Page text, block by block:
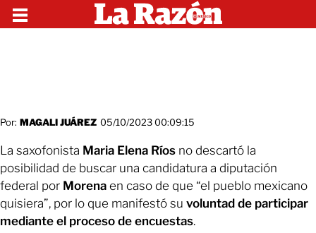
Por: MAGALI JUÁREZ 05/10/2023 00:09:15
La saxofonista Maria Elena Ríos no descartó la
posibilidad de buscar una candidatura a diputación
federal por Morena en caso de que “el pueblo mexicano
quisiera”, por lo que manifestó su voluntad de participar
mediante el proceso de encuestas.